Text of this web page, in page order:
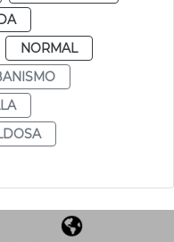
NORMAL